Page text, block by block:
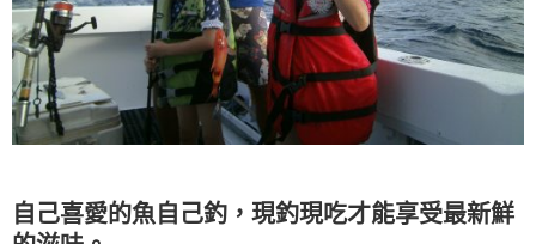
自己喜愛的魚自己釣，現釣現吃才能享受最新鮮